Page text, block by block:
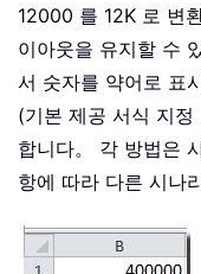
12000 를 12K 로 변
이아웃을 유지할 수
서 숫자를 약어로 표
(기본 제공 서식 지
합니다。 각 방법은
항에 따라 다른 시나